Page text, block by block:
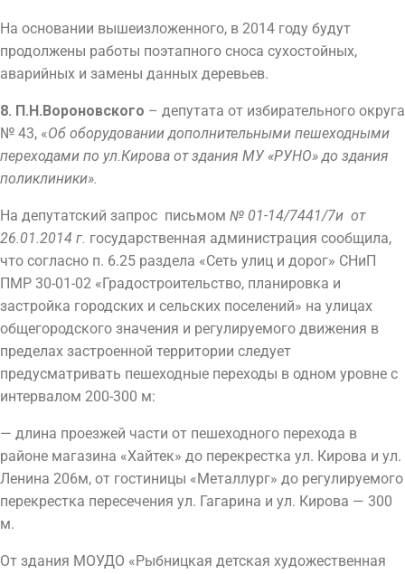
На основании вышеизложенного, в 2014 году будут
продолжены работы поэтапного сноса сухостойных,
аварийных и замены данных деревьев.
8. П.Н.Вороновского – депутата от избирательного округа
№ 43, «Об оборудовании дополнительными пешеходными
переходами по ул.Кирова от здания МУ «РУНО» до здания
поликлиники».
На депутатский запрос письмом № 01-14/7441/7и от
26.01.2014 г. государственная администрация сообщила,
что согласно п. 6.25 раздела «Сеть улиц и дорог» СНиП
ПМР 30-01-02 «Градостроительство, планировка и
застройка городских и сельских поселений» на улицах
общегородского значения и регулируемого движения в
пределах застроенной территории следует
предусматривать пешеходные переходы в одном уровне с
интервалом 200-300 м:
— длина проезжей части от пешеходного перехода в
районе магазина «Хайтек» до перекрестка ул. Кирова и ул.
Ленина 206м, от гостиницы «Металлург» до регулируемого
перекрестка пересечения ул. Гагарина и ул. Кирова — 300
м.
От здания МОУДО «Рыбницкая детская художественная